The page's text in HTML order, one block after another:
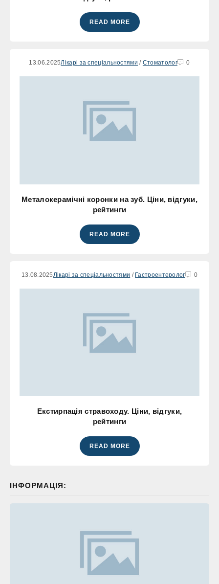
READ MORE
13.06.2025Лікарі за спеціальностями / Стоматолог 0
Металокерамічні коронки на зуб. Ціни, відгуки,
рейтинги
READ MORE
13.08.2025 Лікарі за спеціальностями / Гастроентеролог 0
Екстирпація стравоходу. Ціни, відгуки,
рейтинги
READ MORE
ІНФОРМАЦІЯ: